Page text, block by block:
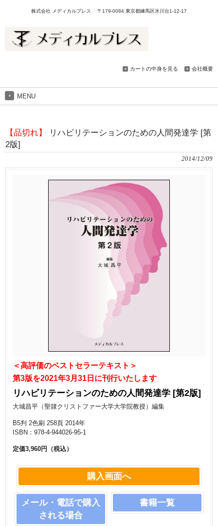
株式会社 メディカルプレス 〒179-0084 東京都練馬区氷川台1-12-17
カートの中身を見る 会社概要
MENU
【品切れ】
リハビリテーションのための人間発達学 [第
2版]
2014/12/09
＜高評価のベストセラーテキスト＞
第3版を2021年3月31日に刊行いたします
リハビリテーションのための人間発達学 [第2版]
大城昌平 （聖隷クリストファー大学大学院教授）編集
B5判 2色刷 258頁 2014年
ISBN：978-4-944026-95-1
定価3,960円（税込）
購入画面へ
メール・電話で購入
される場合
書籍一覧